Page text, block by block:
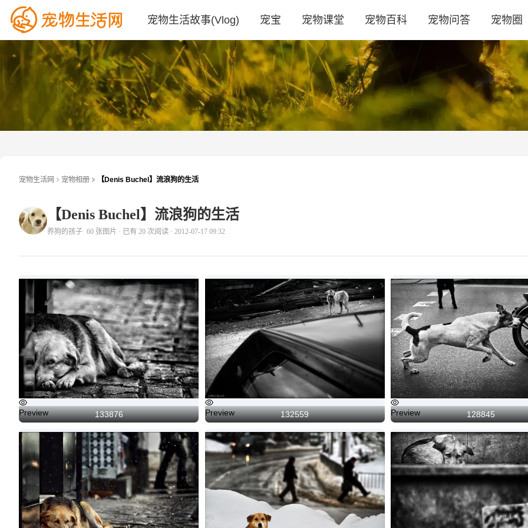
宠物生活故事(Vlog) 宠宝 宠物课堂 宠物百科 宠物问答 宠物圈
宠物生活网 宠物相册 【Denis Buchel】流浪狗的生活
养 【Denis Buchel】流浪狗的生活
养狗的孩子 60 张图片 · 已有 20 次阅读 · 2012-07-17 09:32
Preview 133876 Preview 132559 Preview 128845